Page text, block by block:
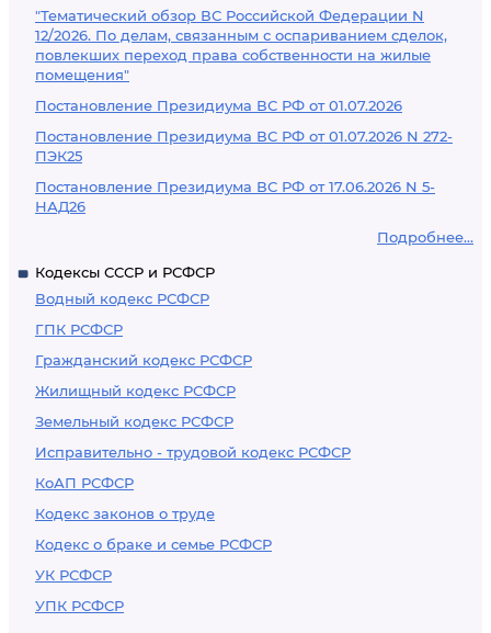
"Тематический обзор ВС Российской Федерации N
12/2026. По делам, связанным с оспариванием сделок,
повлекших переход права собственности на жилые
помещения"
Постановление Президиума ВС РФ от 01.07.2026
Постановление Президиума ВС РФ от 01.07.2026 N 272-
ПЭК25
Постановление Президиума ВС РФ от 17.06.2026 N 5-
НАД26
Подробнее...
Кодексы СССР и РСФСР
Водный кодекс РСФСР
ГПК РСФСР
Гражданский кодекс РСФСР
Жилищный кодекс РСФСР
Земельный кодекс РСФСР
Исправительно - трудовой кодекс РСФСР
КоАП РСФСР
Кодекс законов о труде
Кодекс о браке и семье РСФСР
УК РСФСР
УПК РСФСР